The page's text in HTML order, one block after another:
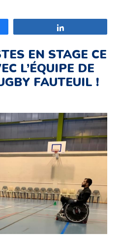
EN STAGE CE
L’ÉQUIPE DE
FAUTEUIL !